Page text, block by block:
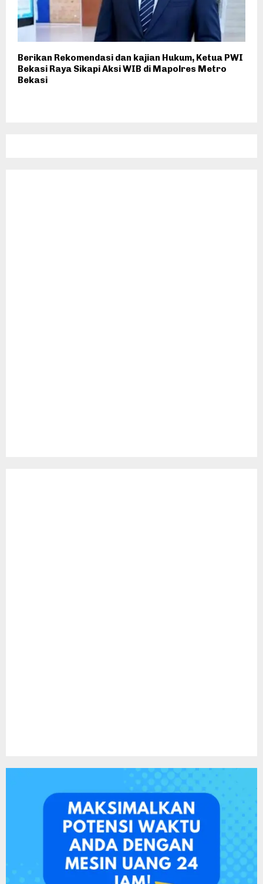
Berikan Rekomendasi dan kajian Hukum, Ketua PWI
Bekasi Raya Sikapi Aksi WIB di Mapolres Metro
Bekasi